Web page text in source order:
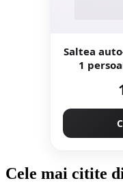
Saltea
1
Cele mai citite